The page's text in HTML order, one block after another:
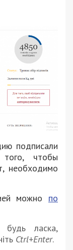
подписали
чтобы
необходимо
можно по
ласка,
Ctrl+Enter.